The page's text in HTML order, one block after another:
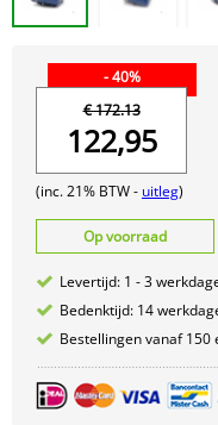
- 40%
€ 172.13
122,95
(inc. 21% BTW - uitleg)
Op voorraad
Levertijd: 1 - 3
Bedenktijd: 14
Bestellingen vanaf 150